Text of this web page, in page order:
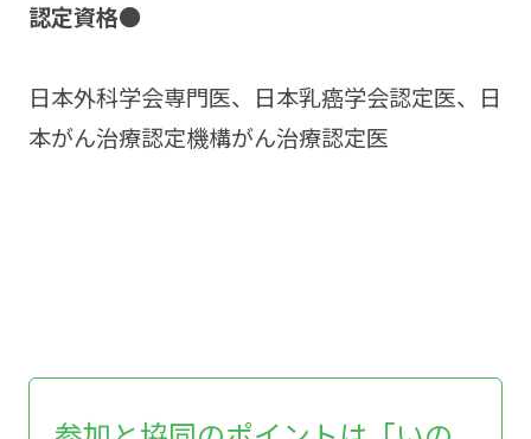
認定資格●
日本外科学会専門医、日本乳癌学会認定医、日
本がん治療認定機構がん治療認定医